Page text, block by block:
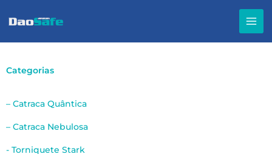
para
Categorias
– Catraca Quântica
– Catraca Nebulosa
- Torniquete Stark